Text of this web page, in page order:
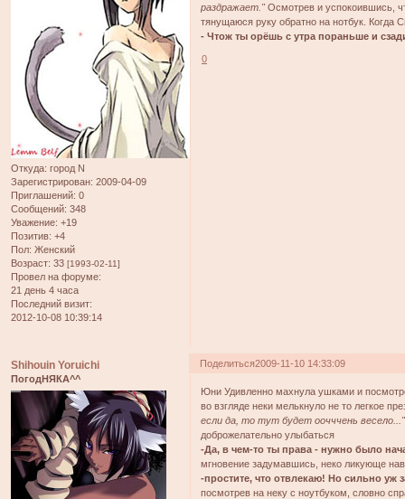
Откуда: город N
Зарегистрирован: 2009-04-09
Приглашений: 0
Сообщений: 348
Уважение: +19
Позитив: +4
Пол: Женский
Возраст: 33 [1993-02-11]
Провел на форуме:
21 день 4 часа
Последний визит:
2012-10-08 10:39:14
раздражает."Осмотрев и успокоившись,
тянущаюся руку обратно на нотбук. Когда
- Чтож ты орёшь с утра пораньше и
0
Поделиться2009-11-10 14:33:09
Shihouin Yoruichi
ПогодНЯКА^^
Юни Удивленно махнула ушками и
во взгляде неки мелькнуло не то легкое
если да, то тут будет оочччень весело..."
доброжелательно улыбаться
-Да, в чем-то ты права - нужно было
мгновение задумавшись, неко ликующе
-простите, что отвлекаю! Но сильно
посмотрев на неку с ноутбуком, словно